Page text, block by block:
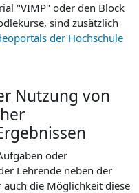
"VIMP" oder den Block
sind zusätzlich
der Hochschule
Nutzung von
oder
Lehrende neben der
auch die Möglichkeit diese